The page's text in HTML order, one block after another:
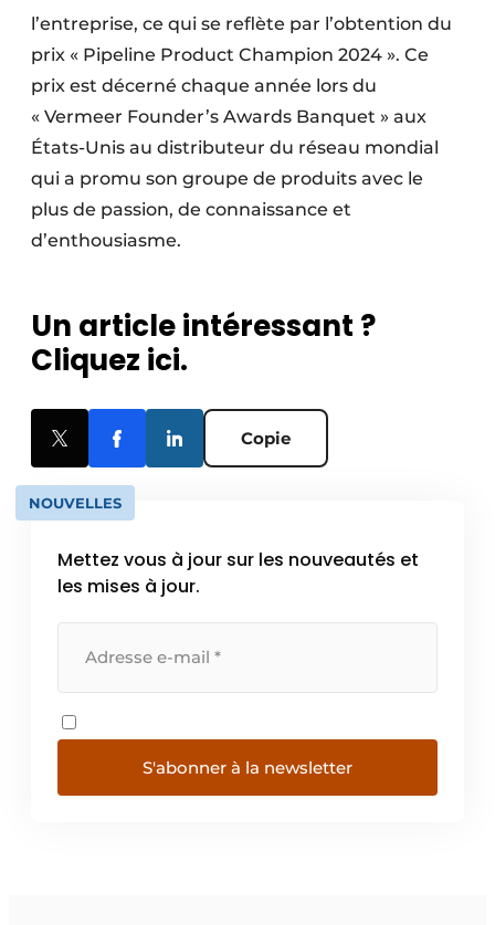
l’entreprise, ce qui se reflète par l’obtention du
prix « Pipeline Product Champion 2024 ». Ce
prix est décerné chaque année lors du
« Vermeer Founder’s Awards Banquet » aux
États-Unis au distributeur du réseau mondial
qui a promu son groupe de produits avec le
plus de passion, de connaissance et
d’enthousiasme.
Un article intéressant ?
Cliquez ici.
Copie
NOUVELLES
Mettez vous à jour sur les nouveautés et
les mises à jour.
S'abonner à la newsletter